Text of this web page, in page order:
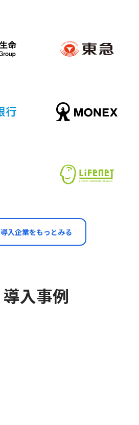
導入企業をもっとみる
導入事例